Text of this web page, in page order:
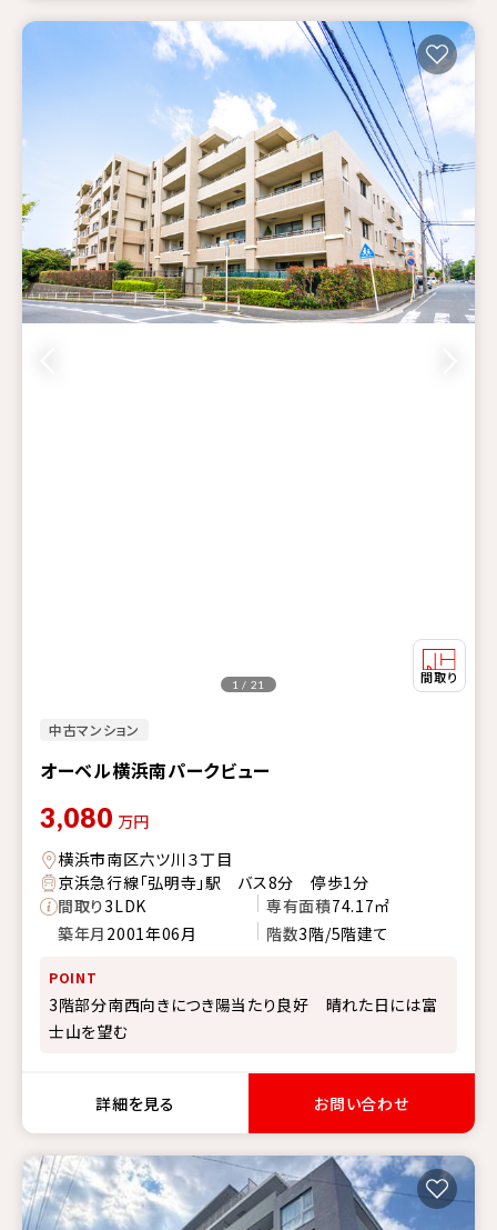
中古マンション
オーベル横浜南パークビュー
1 / 21
3,080 万円
横浜市南区六ツ川３丁目
京浜急行線「弘明寺」駅 バス8分 停歩1分
間取り3LDK 専有面積74.17㎡
築年月 2001年06月 階数3階/5階建て
POINT
3階部分南西向きにつき陽当たり良好 晴れた日には富
士山を望む
詳細を見る お問い合わせ